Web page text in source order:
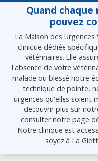
Quand
pouvez
La Maison des
clinique dédiée
vétérinaires. Elle
l'absence de votre
malade ou blessé notre
technique de pointe,
urgences qu'elles soient
découvrir plus sur
consulter notre page
Notre clinique est
soyez à La